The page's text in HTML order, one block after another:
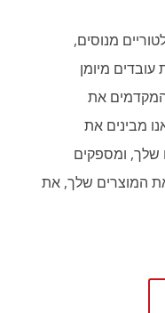
מנוסים,
עובדים מיומן
המקדמים את
מבינים את
שלך, ומספקים
את המוצרים שלך, את